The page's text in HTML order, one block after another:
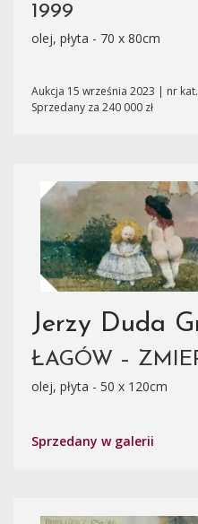
1999
olej, płyta - 70 x 80cm
Aukcja 15 września 2023 | nr
Sprzedany za 240 000 zł
Jerzy Duda
ŁAGÓW –
olej, płyta - 50 x 120cm
Sprzedany w galerii